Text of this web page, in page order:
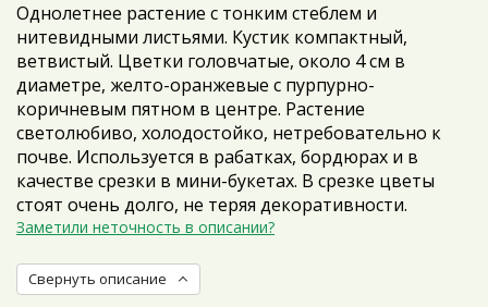
Однолетнее растение с тонким стеблем и
нитевидными листьями. Кустик компактный,
ветвистый. Цветки головчатые, около 4 см в
диаметре, желто-оранжевые с пурпурно-
коричневым пятном в центре. Растение
светолюбиво, холодостойко, нетребовательно к
почве. Используется в рабатках, бордюрах и в
качестве срезки в мини-букетах. В срезке цветы
стоят очень долго, не теряя декоративности.
Заметили неточность в описании?
Свернуть описание